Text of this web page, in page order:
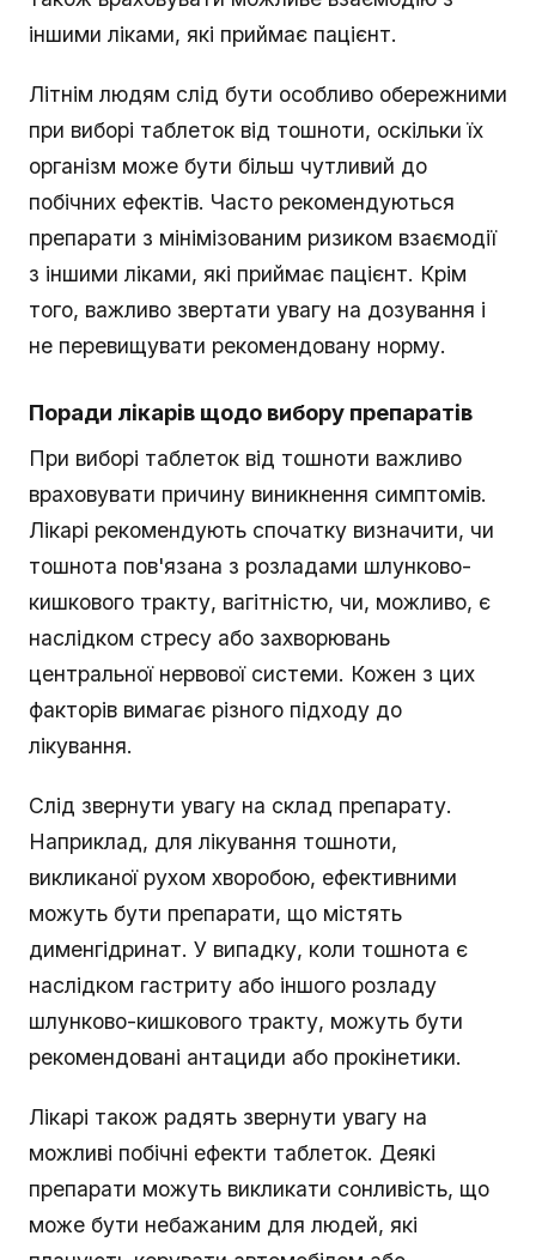
іншими ліками, які приймає пацієнт.
Літнім людям слід бути особливо обережними
при виборі таблеток від тошноти, оскільки їх
організм може бути більш чутливий до
побічних ефектів. Часто рекомендуються
препарати з мінімізованим ризиком взаємодії
з іншими ліками, які приймає пацієнт. Крім
того, важливо звертати увагу на дозування і
не перевищувати рекомендовану норму.
Поради лікарів щодо вибору препаратів
При виборі таблеток від тошноти важливо
враховувати причину виникнення симптомів.
Лікарі рекомендують спочатку визначити, чи
тошнота пов'язана з розладами шлунково-
кишкового тракту, вагітністю, чи, можливо, є
наслідком стресу або захворювань
центральної нервової системи. Кожен з цих
факторів вимагає різного підходу до
лікування.
Слід звернути увагу на склад препарату.
Наприклад, для лікування тошноти,
викликаної рухом хворобою, ефективними
можуть бути препарати, що містять
дименгідринат. У випадку, коли тошнота є
наслідком гастриту або іншого розладу
шлунково-кишкового тракту, можуть бути
рекомендовані антациди або прокінетики.
Лікарі також радять звернути увагу на
можливі побічні ефекти таблеток. Деякі
препарати можуть викликати сонливість, що
може бути небажаним для людей, які